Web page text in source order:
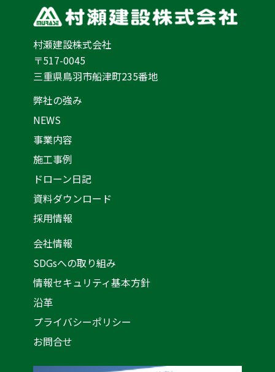
村瀬建設株式会社
〒517-0045
三重県鳥羽市船津町235番地
弊社の強み
NEWS
事業内容
施工事例
ドローン日記
資料ダウンロード
採用情報
会社情報
SDGsへの取り組み
情報セキュリティ基本方針
沿革
プライバシーポリシー
お問合せ